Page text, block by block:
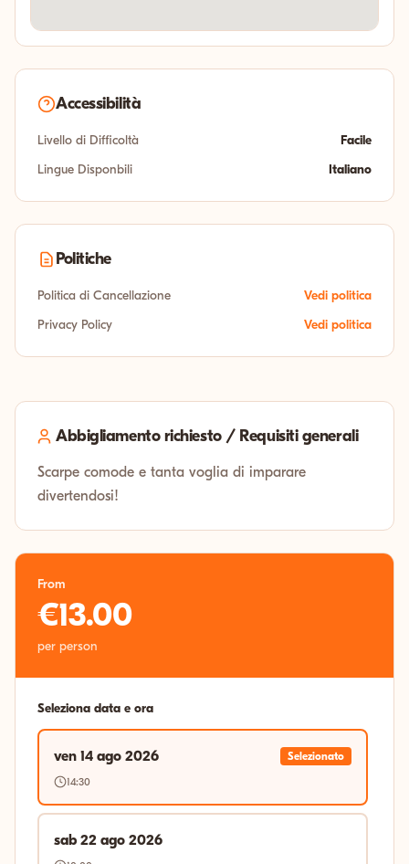
Accessibilità
Livello di Difficoltà
Facile
Lingue Disponbili
Italiano
Politiche
Politica di Cancellazione
Vedi politica
Privacy Policy
Vedi politica
Abbigliamento richiesto / Requisiti generali
Scarpe comode e tanta voglia di imparare
divertendosi!
From
€13.00
per person
Seleziona data e ora
ven 14 ago 2026
Selezionato
14:30
sab 22 ago 2026